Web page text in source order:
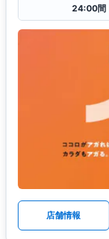
24:00間
店舗情報